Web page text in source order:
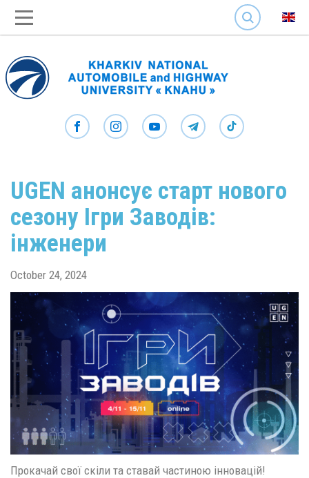
SEARCH
UGEN анонсує старт нового
сезону Ігри Заводів:
інженери
October 24, 2024
Прокачай свої скіли та ставай частиною інновацій!